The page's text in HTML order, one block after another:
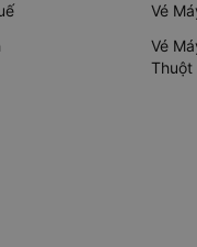
Vé
Vé
Thuột